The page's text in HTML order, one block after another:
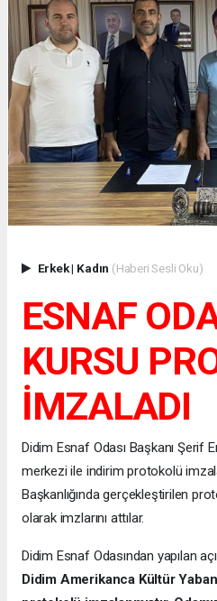
Erkek| Kadın (Haberi Sesli Oku)
ESNAF
KURSU
İMZALADI
Didim Esnaf Odası Başkanı Şerif
merkezi ile indirim protokolü
Başkanlığında gerçekleştirilen
olarak imzlarını attılar.
Didim Esnaf Odasından yapılan
Didim Amerikanca Kültür